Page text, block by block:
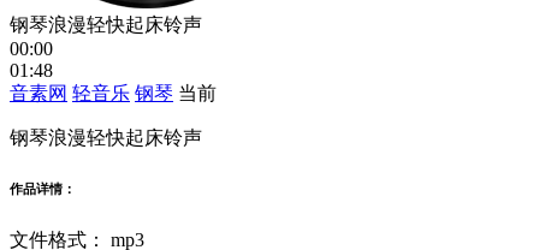
钢琴浪漫轻快起床铃声
00:00
01:48
音素网 轻音乐 钢琴 当前
钢琴浪漫轻快起床铃声
作品详情：
文件格式： mp3